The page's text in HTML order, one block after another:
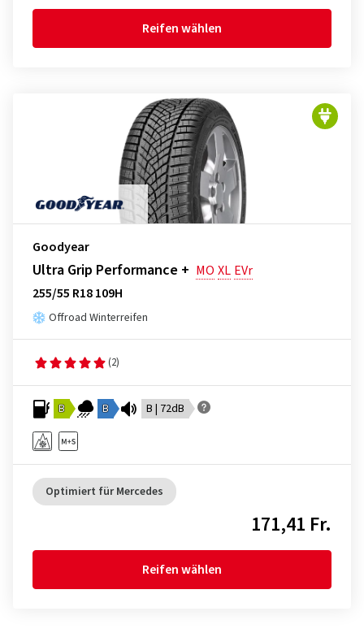
Reifen wählen
Goodyear
Ultra Grip Performance + MO XL EVr
255/55 R18 109H
Offroad Winterreifen
(2)
B B B | 72dB
Optimiert für Mercedes
171,41 Fr.
Reifen wählen